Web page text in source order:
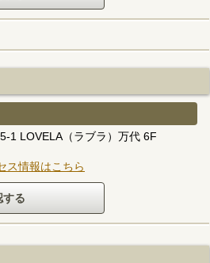
1 LOVELA（ラブラ）万代 6F
ス情報はこちら